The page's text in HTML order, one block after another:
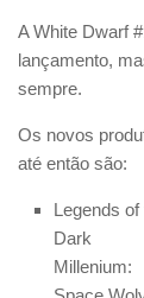
A White Dwarf
lançamento,
sempre.
Os novos
até então são:
Legends of
Dark
Millenium: